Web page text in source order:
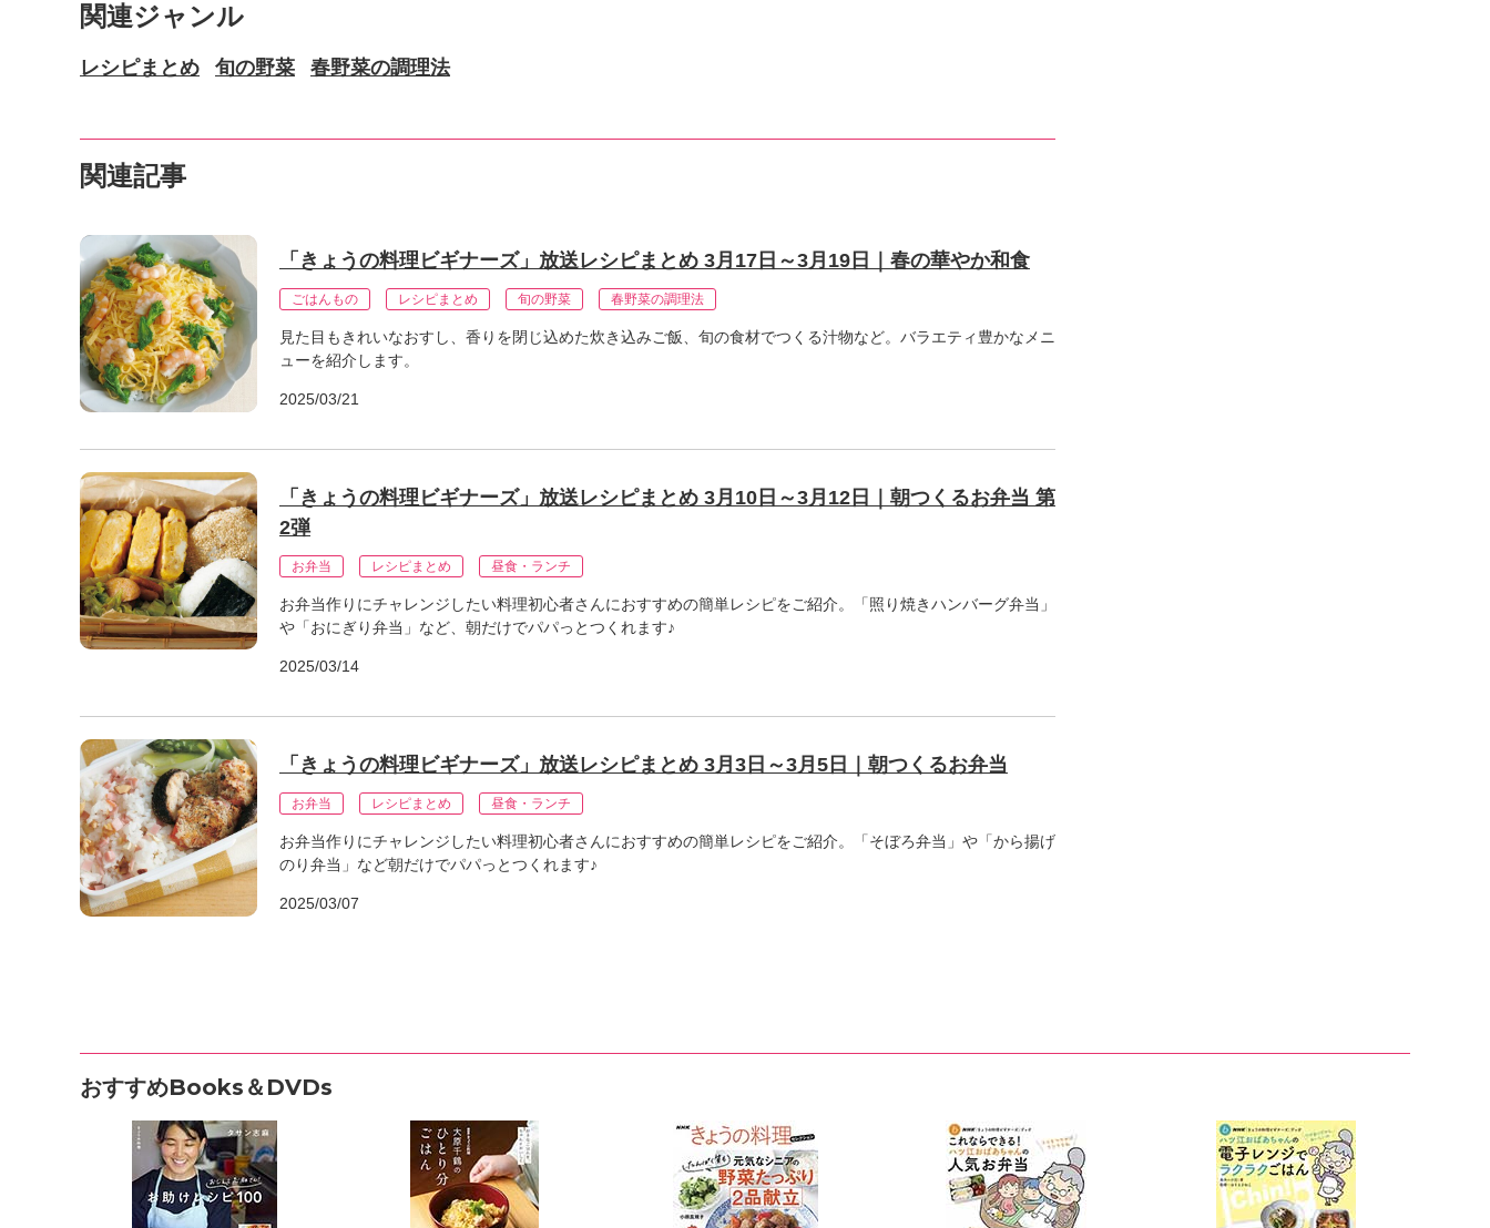
関連ジャンル
レシピまとめ 旬の野菜 春野菜の調理法
関連記事
「きょうの料理ビギナーズ」放送レシピまとめ 3月17日～3月19日｜春の華やか和食
ごはんもの レシピまとめ 旬の野菜 春野菜の調理法
見た目もきれいなおすし、香りを閉じ込めた炊き込みご飯、旬の食材でつくる汁物など。バラエティ豊かなメニ
ューを紹介します。
2025/03/21
「きょうの料理ビギナーズ」放送レシピまとめ 3月10日～3月12日｜朝つくるお弁当 第
2弾
お弁当 レシピまとめ 昼食・ランチ
お弁当作りにチャレンジしたい料理初心者さんにおすすめの簡単レシピをご紹介。「照り焼きハンバーグ弁当」
や「おにぎり弁当」など、朝だけでパパっとつくれます♪
2025/03/14
「きょうの料理ビギナーズ」放送レシピまとめ 3月3日～3月5日｜朝つくるお弁当
お弁当 レシピまとめ 昼食・ランチ
お弁当作りにチャレンジしたい料理初心者さんにおすすめの簡単レシピをご紹介。「そぼろ弁当」や「から揚げ
のり弁当」など朝だけでパパっとつくれます♪
2025/03/07
おすすめBooks＆DVDs